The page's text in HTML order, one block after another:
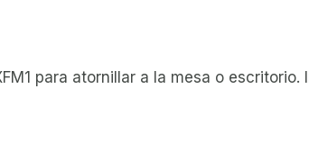
para atornillar a la mesa o escritorio.